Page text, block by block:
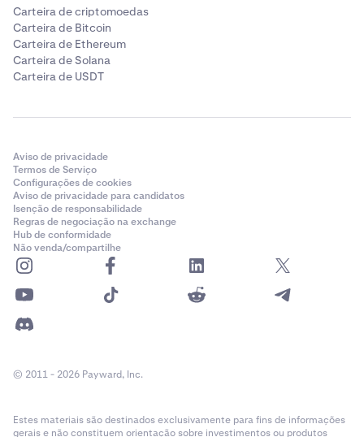
Carteira de criptomoedas
Carteira de Bitcoin
Carteira de Ethereum
Carteira de Solana
Carteira de USDT
Aviso de privacidade
Termos de Serviço
Configurações de cookies
Aviso de privacidade para candidatos
Isenção de responsabilidade
Regras de negociação na exchange
Hub de conformidade
Não venda/compartilhe
© 2011 - 2026 Payward, Inc.
Estes materiais são destinados exclusivamente para fins de informações
gerais e não constituem orientação sobre investimentos ou produtos